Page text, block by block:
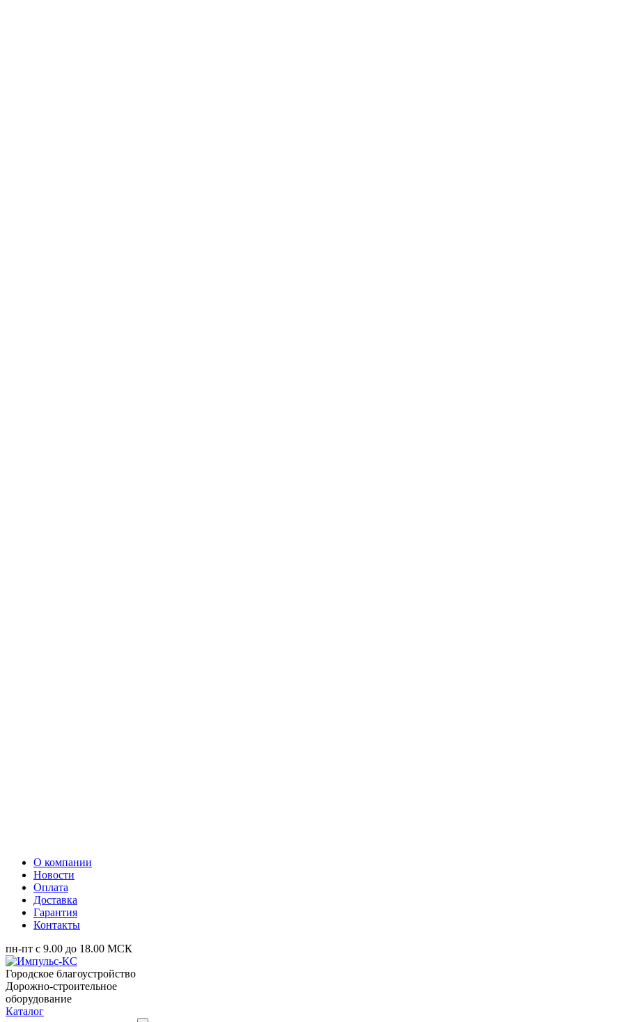
О компании
Новости
Оплата
Доставка
Гарантия
Контакты
пн-пт с 9.00 до 18.00 МСК
Городское благоустройство
Дорожно-строительное
оборудование
Каталог